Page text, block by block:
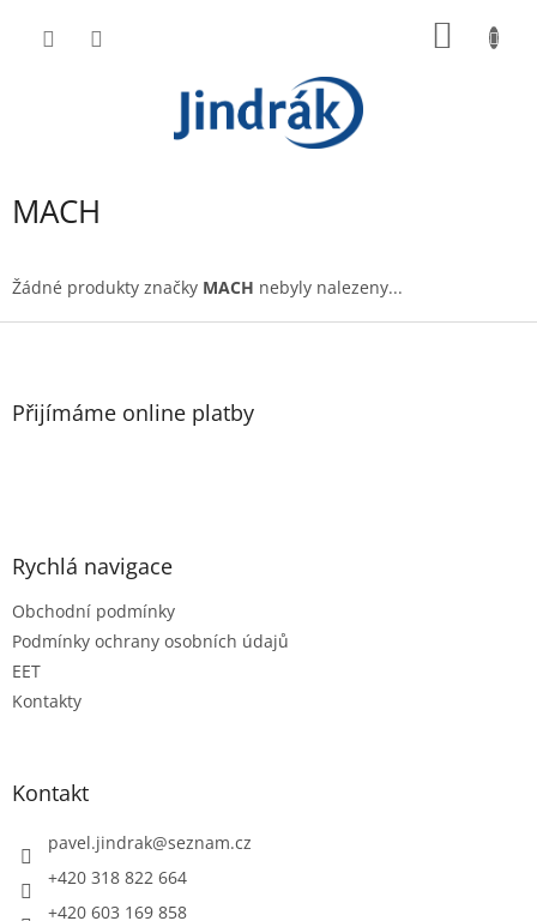
MACH
Žádné produkty značky MACH nebyly nalezeny...
Z
Přijímáme online platby
Rychlá navigace
Obchodní podmínky
Podmínky ochrany osobních údajů
EET
Kontakty
Kontakt
pavel.jindrak@seznam.cz
+420 318 822 664
+420 603 169 858